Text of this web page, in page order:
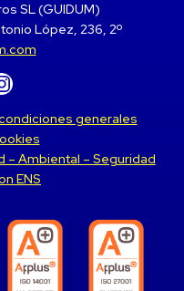
SL (GUIDUM)
López, 236, 2º
generales
– Ambiental – Seguridad
ENS